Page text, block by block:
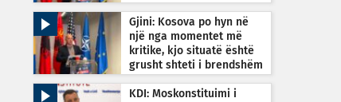
Gjini: Kosova po hyn në
një nga momentet më
kritike, kjo situatë është
grusht shteti i brendshëm
KDI: Moskonstituimi i